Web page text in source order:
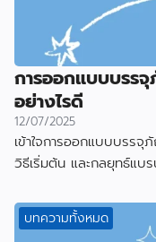
การออกแบบบรร
อย่างไรดี
12/07/2025
เข้าใจการออกแบบบรร
วิธีเริ่มต้น และกลยุทธ์แบ
บทความทั้งหมด